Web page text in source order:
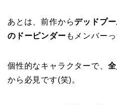
あとは、前作からデッドプ
のドーピンダー もメンバー
個性的なキャラクターで、
から必見です(笑)。